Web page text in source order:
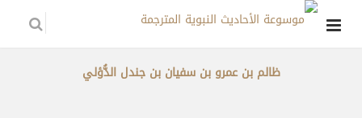
ظالم بن عمرو بن سفيان بن جندل الدُّؤلي